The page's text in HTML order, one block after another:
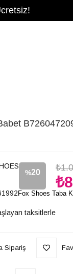
%20
İndirim
taksitlerle
Fox Shoes Taba
Sipariş